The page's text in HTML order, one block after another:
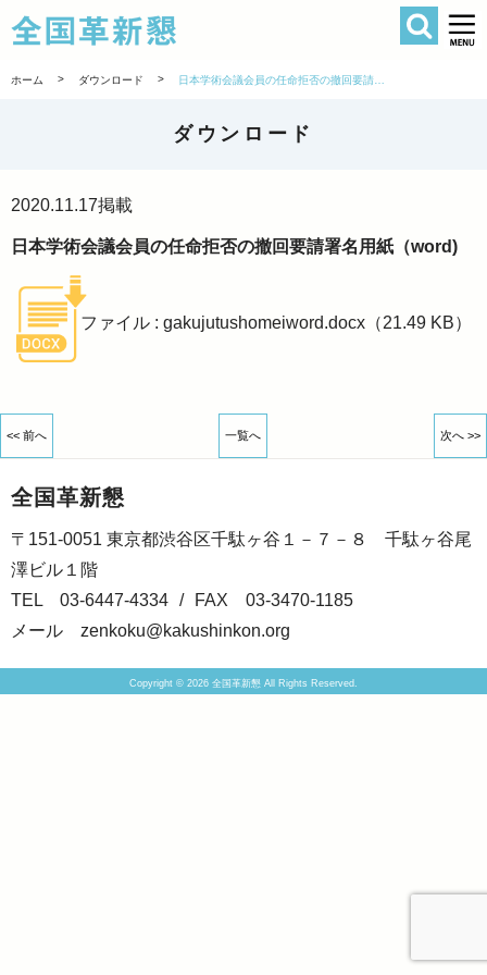
全国革新懇
検索
ホーム > ダウンロード >
ダウンロード
2020.11.17掲載
日本学術会議会員の任命拒否の撤回要請署名用紙（word)
ファイル : gakujutushomeiword.docx（21.49 KB）
<< 前へ 一覧へ 次へ >>
全国革新懇
〒151-0051 東京都渋谷区千駄ヶ谷１－７－８ 千駄ヶ谷尾
澤ビル１階
TEL 03-6447-4334 /
FAX 03-3470-1185
メール zenkoku@kakushinkon.org
Copyright © 2026 全国革新懇 All Rights Reserved.